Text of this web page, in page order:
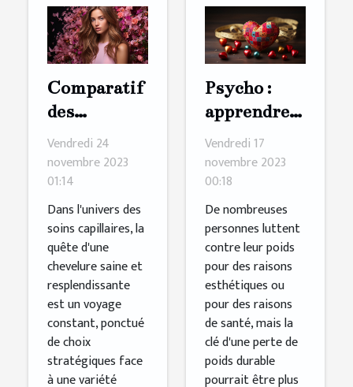
Comparatif
des
ingrédients
clés dans les
shampoings
pour
cheveux
secs et
abîmés
Vendredi 24
novembre 2023
01:14
Dans l'univers des
soins capillaires, la
quête d'une
chevelure saine et
resplendissante
est un voyage
constant, ponctué
de choix
stratégiques face
à une variété
Psycho :
apprendre à
s'aimer
pour mieux
maigrir
Vendredi 17
novembre 2023
00:18
De nombreuses
personnes luttent
contre leur poids
pour des raisons
esthétiques ou
pour des raisons
de santé, mais la
clé d'une perte de
poids durable
pourrait être plus